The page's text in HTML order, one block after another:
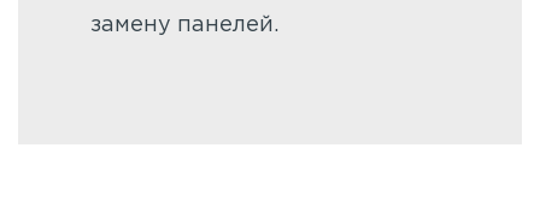
замену панелей.